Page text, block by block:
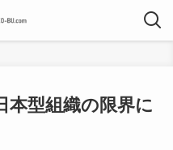
本型組織の限界に